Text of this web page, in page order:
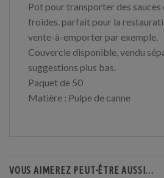
Pot pour transporter des sauces
froides. parfait pour la
vente-à-emporter par exemple.
Couvercle disponible, vendu
suggestions plus bas.
Paquet de 50
Matière : Pulpe de canne
VOUS AIMEREZ PEUT-ÊTRE AUSSI…